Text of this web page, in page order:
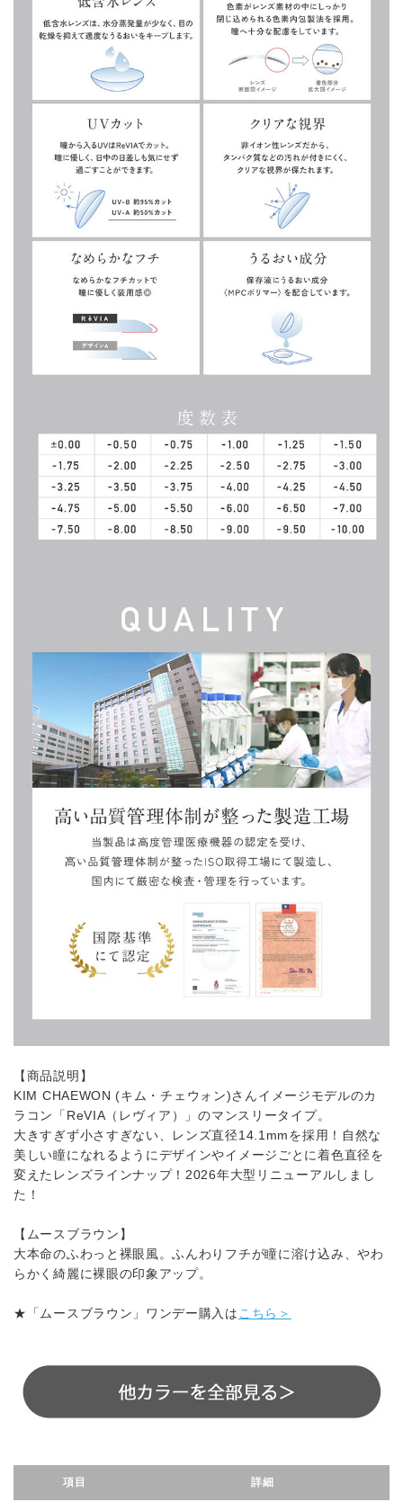
【商品説明】
KIM CHAEWON (キム・チェウォン)さんイメージモデルのカ
ラコン「ReVIA（レヴィア）」のマンスリータイプ。
大きすぎず小さすぎない、レンズ直径14.1mmを採用！自然な
美しい瞳になれるようにデザインやイメージごとに着色直径を
変えたレンズラインナップ！2026年大型リニューアルしまし
た！
【ムースブラウン】
大本命のふわっと裸眼風。ふんわりフチが瞳に溶け込み、やわ
らかく綺麗に裸眼の印象アップ。
★「ムースブラウン」ワンデー購入はこちら＞
項目 詳細